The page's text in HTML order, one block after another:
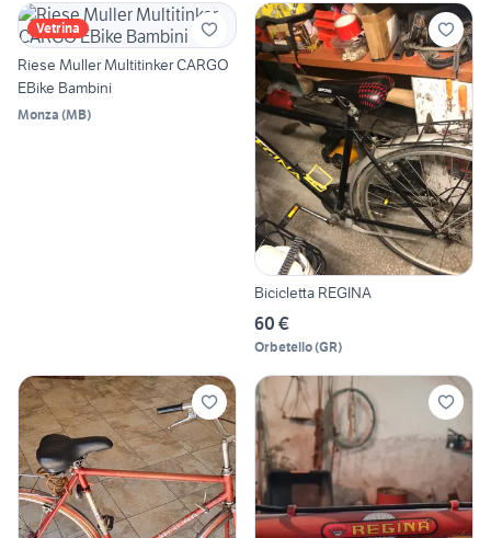
Vetrina
Riese Muller Multitinker CARGO
EBike Bambini
Monza (MB)
Bicicletta REGINA
60 €
Orbetello(GR)